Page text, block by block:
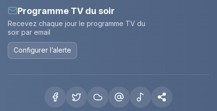
Programme TV du soir
Recevez chaque jour le programme TV du
soir par email
Configurer l’alerte